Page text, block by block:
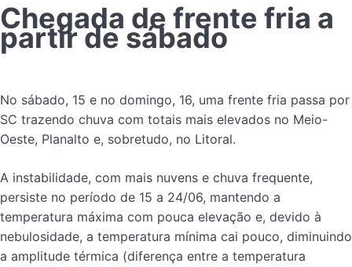
Chegada de frente fria a
partir de sábado
No sábado, 15 e no domingo, 16, uma frente fria passa por
SC trazendo chuva com totais mais elevados no Meio-
Oeste, Planalto e, sobretudo, no Litoral.
A instabilidade, com mais nuvens e chuva frequente,
persiste no período de 15 a 24/06, mantendo a
temperatura máxima com pouca elevação e, devido à
nebulosidade, a temperatura mínima cai pouco, diminuindo
a amplitude térmica (diferença entre a temperatura